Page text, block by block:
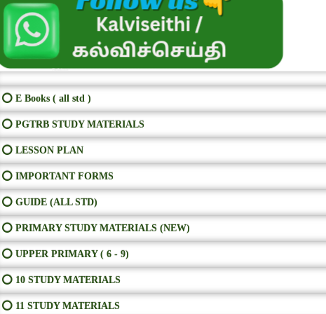
⭕ E Books ( all std )
⭕ PGTRB STUDY MATERIALS
⭕ LESSON PLAN
⭕ IMPORTANT FORMS
⭕ GUIDE (ALL STD)
⭕ PRIMARY STUDY MATERIALS (NEW)
⭕ UPPER PRIMARY ( 6 - 9)
⭕ 10 STUDY MATERIALS
⭕ 11 STUDY MATERIALS